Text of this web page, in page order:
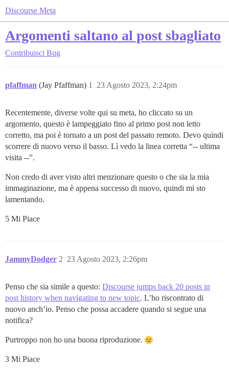
Discourse Meta
Argomenti saltano al post sbagliato
Contribuisci Bug
pfaffman (Jay Pfaffman) 23 Agosto 2023, 2:24pm
1
Recentemente, diverse volte qui su meta, ho cliccato su un
argomento, questo è lampeggiato fino al primo post non letto
corretto, ma poi è tornato a un post del passato remoto. Devo quindi
scorrere di nuovo verso il basso. Lì vedo la linea corretta “-- ultima
visita --”.
Non credo di aver visto altri menzionare questo o che sia la mia
immaginazione, ma è appena successo di nuovo, quindi mi sto
lamentando.
5 Mi Piace
JammyDodger 23 Agosto 2023, 2:26pm
2
Penso che sia simile a questo: Discourse jumps back 20 posts in
post history when navigating to new topic. L’ho riscontrato di
nuovo anch’io. Penso che possa accadere quando si segue una
notifica?
Purtroppo non ho una buona riproduzione.
3 Mi Piace